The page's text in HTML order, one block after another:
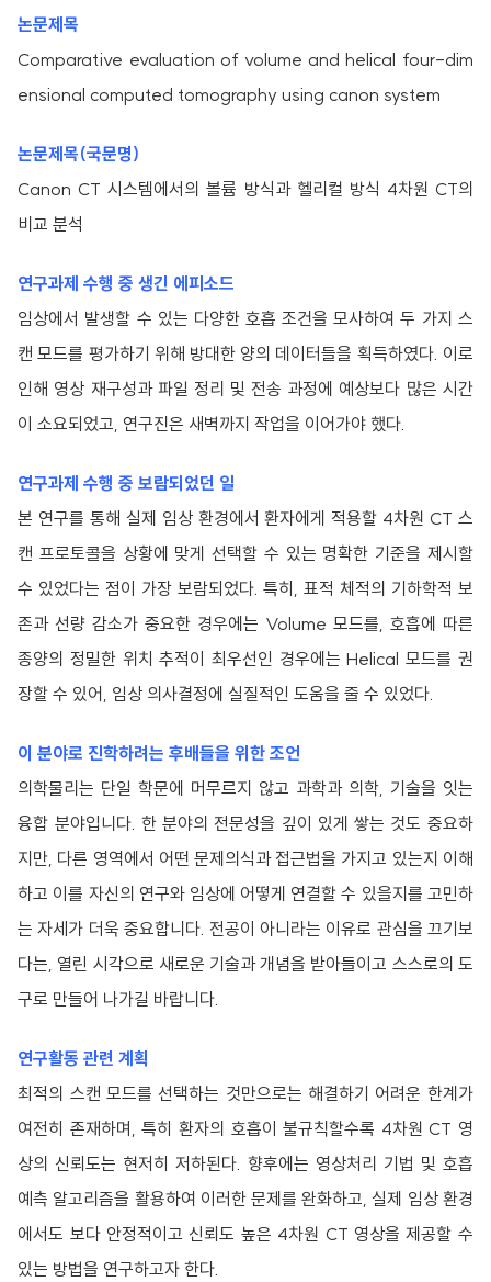
논문제목
Comparative evaluation of volume and helical four-dim
ensional computed tomography using canon system
논문제목(국문명)
Canon CT 시스템에서의 볼륨 방식과 헬리컬 방식 4차원 CT의
비교 분석
연구과제 수행 중 생긴 에피소드
임상에서 발생할 수 있는 다양한 호흡 조건을 모사하여 두 가지 스
캔 모드를 평가하기 위해 방대한 양의 데이터들을 획득하였다. 이로
인해 영상 재구성과 파일 정리 및 전송 과정에 예상보다 많은 시간
이 소요되었고, 연구진은 새벽까지 작업을 이어가야 했다.
연구과제 수행 중 보람되었던 일
본 연구를 통해 실제 임상 환경에서 환자에게 적용할 4차원 CT 스
캔 프로토콜을 상황에 맞게 선택할 수 있는 명확한 기준을 제시할
수 있었다는 점이 가장 보람되었다. 특히, 표적 체적의 기하학적 보
존과 선량 감소가 중요한 경우에는 Volume 모드를, 호흡에 따른
종양의 정밀한 위치 추적이 최우선인 경우에는 Helical 모드를 권
장할 수 있어, 임상 의사결정에 실질적인 도움을 줄 수 있었다.
이 분야로 진학하려는 후배들을 위한 조언
의학물리는 단일 학문에 머무르지 않고 과학과 의학, 기술을 잇는
융합 분야입니다. 한 분야의 전문성을 깊이 있게 쌓는 것도 중요하
지만, 다른 영역에서 어떤 문제의식과 접근법을 가지고 있는지 이해
하고 이를 자신의 연구와 임상에 어떻게 연결할 수 있을지를 고민하
는 자세가 더욱 중요합니다. 전공이 아니라는 이유로 관심을 끄기보
다는, 열린 시각으로 새로운 기술과 개념을 받아들이고 스스로의 도
구로 만들어 나가길 바랍니다.
연구활동 관련 계획
최적의 스캔 모드를 선택하는 것만으로는 해결하기 어려운 한계가
여전히 존재하며, 특히 환자의 호흡이 불규칙할수록 4차원 CT 영
상의 신뢰도는 현저히 저하된다. 향후에는 영상처리 기법 및 호흡
예측 알고리즘을 활용하여 이러한 문제를 완화하고, 실제 임상 환경
에서도 보다 안정적이고 신뢰도 높은 4차원 CT 영상을 제공할 수
있는 방법을 연구하고자 한다.